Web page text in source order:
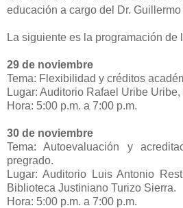
educación a cargo del Dr.
La siguiente es la programación de
29 de noviembre
Tema: Flexibilidad y créditos
Lugar: Auditorio Rafael Uribe
Hora: 5:00 p.m. a 7:00 p.m.
30 de noviembre
Tema: Autoevaluación y
pregrado.
Lugar: Auditorio Luis Antonio
Biblioteca Justiniano Turizo Sierra.
Hora: 5:00 p.m. a 7:00 p.m.